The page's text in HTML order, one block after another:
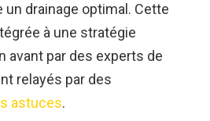
drainage optimal. Cette
à une stratégie
avant par des experts de
relayés par des
astuces.